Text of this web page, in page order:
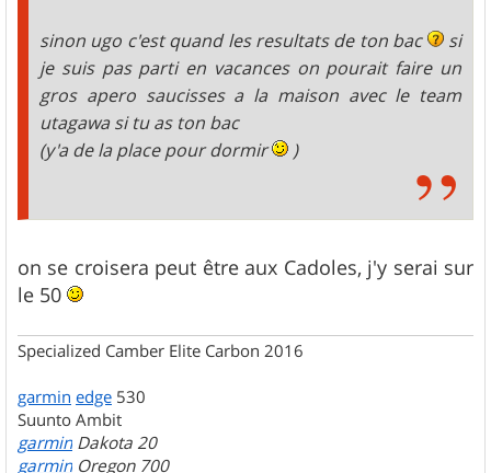
sinon ugo c'est quand les resultats de ton bac
si
je suis pas parti en vacances on pourait faire un
gros apero saucisses a la maison avec le team
utagawa si tu as ton bac
(y'a de la place pour dormir
)
on se croisera peut être aux Cadoles, j'y serai sur
le 50
Specialized Camber Elite Carbon 2016
garmin edge 530
Suunto Ambit
garmin Dakota 20
garmin Oregon 700